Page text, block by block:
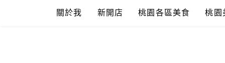
關於我 新開店 桃園各區美食 桃園